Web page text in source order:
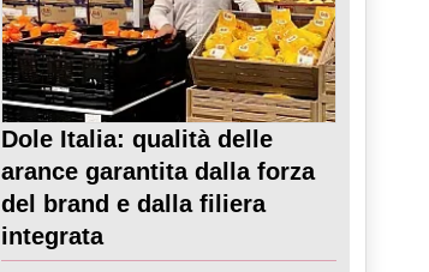
Dole Italia: qualità delle
arance garantita dalla forza
del brand e dalla filiera
integrata